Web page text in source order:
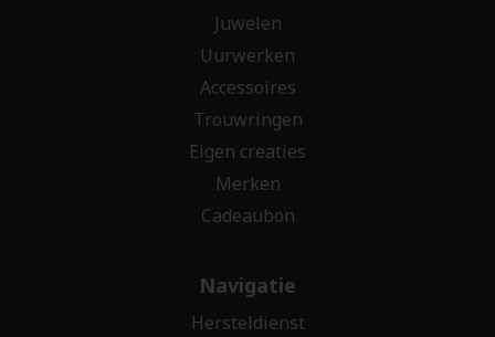
Juwelen
Uurwerken
Accessoires
Trouwringen
Eigen creaties
Merken
Cadeaubon
Navigatie
Hersteldienst